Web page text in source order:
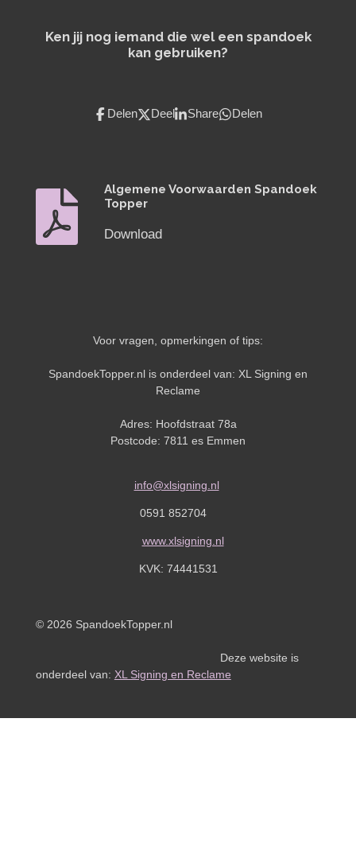
Ken jij nog iemand die wel een spandoek
kan gebruiken?
Delen Deel Share Delen
Algemene Voorwaarden Spandoek
Topper
Download
Voor vragen, opmerkingen of tips:
SpandoekTopper.nl is onderdeel van: XL Signing en
Reclame
Adres: Hoofdstraat 78a
Postcode: 7811 es Emmen
info@xlsigning.nl
0591 852704
www.xlsigning.nl
KVK: 74441531
© 2026 SpandoekTopper.nl
Deze website is
onderdeel van: XL Signing en Reclame